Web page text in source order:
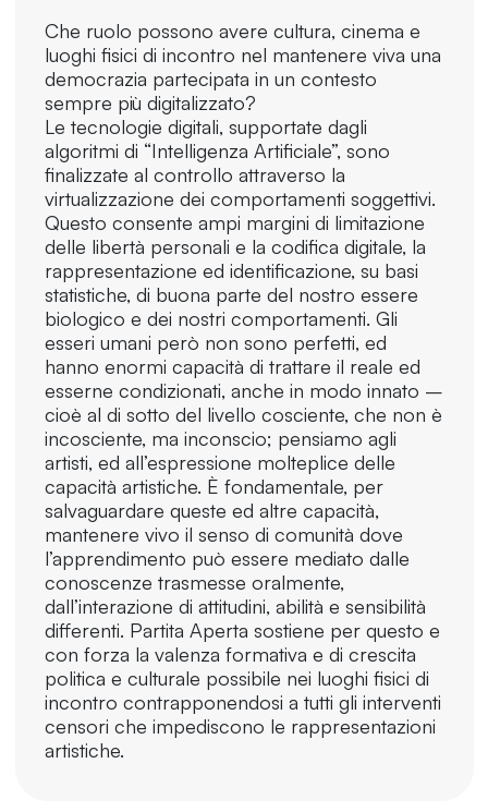
Che ruolo possono avere cultura, cinema e
luoghi fisici di incontro nel mantenere viva una
democrazia partecipata in un contesto
sempre più digitalizzato?
Le tecnologie digitali, supportate dagli
algoritmi di “Intelligenza Artificiale”, sono
finalizzate al controllo attraverso la
virtualizzazione dei comportamenti soggettivi.
Questo consente ampi margini di limitazione
delle libertà personali e la codifica digitale, la
rappresentazione ed identificazione, su basi
statistiche, di buona parte del nostro essere
biologico e dei nostri comportamenti. Gli
esseri umani però non sono perfetti, ed
hanno enormi capacità di trattare il reale ed
esserne condizionati, anche in modo innato –
cioè al di sotto del livello cosciente, che non è
incosciente, ma inconscio; pensiamo agli
artisti, ed all’espressione molteplice delle
capacità artistiche. È fondamentale, per
salvaguardare queste ed altre capacità,
mantenere vivo il senso di comunità dove
l’apprendimento può essere mediato dalle
conoscenze trasmesse oralmente,
dall’interazione di attitudini, abilità e sensibilità
differenti. Partita Aperta sostiene per questo e
con forza la valenza formativa e di crescita
politica e culturale possibile nei luoghi fisici di
incontro contrapponendosi a tutti gli interventi
censori che impediscono le rappresentazioni
artistiche.